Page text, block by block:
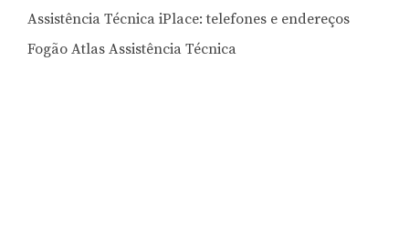
Assistência Técnica iPlace: telefones e endereços
Fogão Atlas Assistência Técnica